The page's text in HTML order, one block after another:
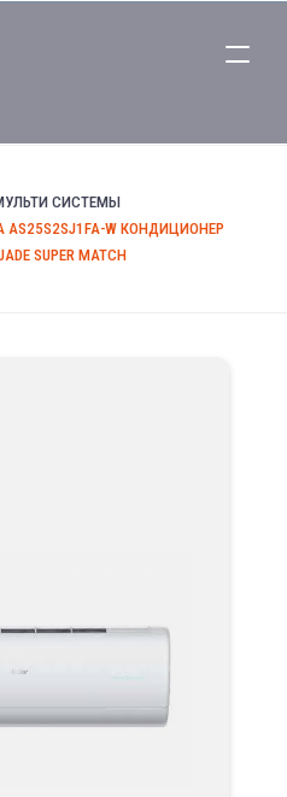
СИСТЕМЫ
W КОНДИЦИОНЕР
SUPER MATCH